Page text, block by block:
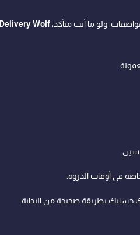
ولو ما أنت متأكد،Delivery Wolf
في أوقات الذروة.
حسابك بطريقة صحيحة من البداية.